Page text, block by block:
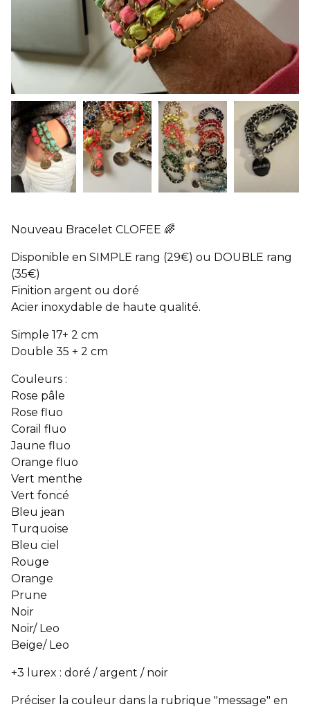
Nouveau Bracelet CLOFEE 🌈
Disponible en SIMPLE rang (29€) ou DOUBLE rang
(35€)
Finition argent ou doré
Acier inoxydable de haute qualité.
Simple 17+ 2 cm
Double 35 + 2 cm
Couleurs :
Rose pâle
Rose fluo
Corail fluo
Jaune fluo
Orange fluo
Vert menthe
Vert foncé
Bleu jean
Turquoise
Bleu ciel
Rouge
Orange
Prune
Noir
Noir/ Leo
Beige/ Leo
+3 lurex : doré / argent / noir
Préciser la couleur dans la rubrique "message" en